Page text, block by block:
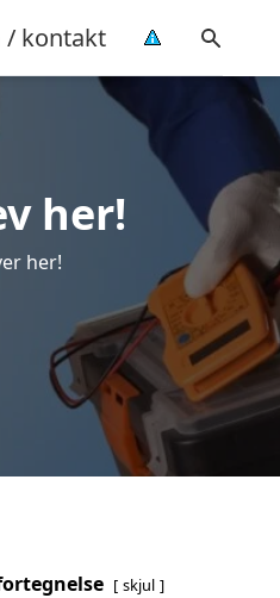
/ kontakt
her!
her!
skjul